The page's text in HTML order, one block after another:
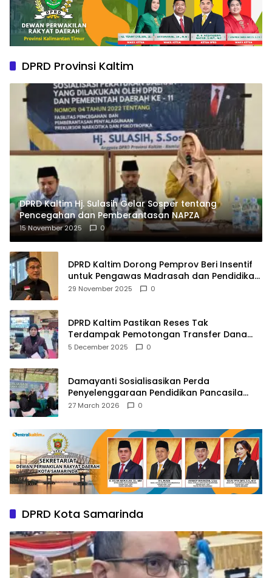
DPRD Provinsi Kaltim
DPRD Kaltim Hj. Sulasih Gelar Sosper tentang
Pencegahan dan Pemberantasan NAPZA
15 November 2025 0
DPRD Kaltim Dorong Pemprov Beri Insentif
untuk Pengawas Madrasah dan Pendidikan
Agama
29 November 2025 0
DPRD Kaltim Pastikan Reses Tak
Terdampak Pemotongan Transfer Dana
Pusat
5 December 2025 0
Damayanti Sosialisasikan Perda
Penyelenggaraan Pendidikan Pancasila
dan Wawasan Kebangsaan
27 March 2026 0
DPRD Kota Samarinda